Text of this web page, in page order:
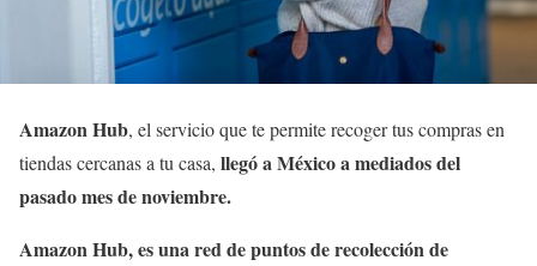
Amazon Hub, el servicio que te permite recoger tus compras en
tiendas cercanas a tu casa, llegó a México a mediados del
pasado mes de noviembre.
Amazon Hub, es una red de puntos de recolección de